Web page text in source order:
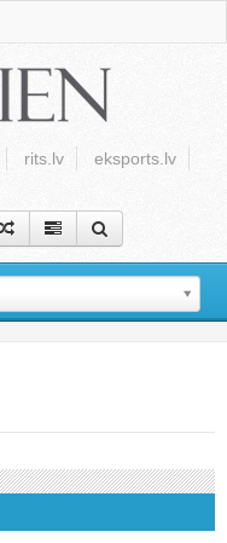
rits.lv
eksports.lv